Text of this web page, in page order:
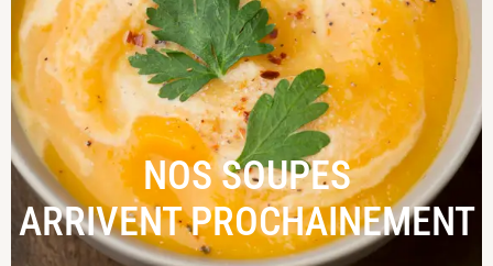
NOS SOUPES
ARRIVENT PROCHAINEMENT